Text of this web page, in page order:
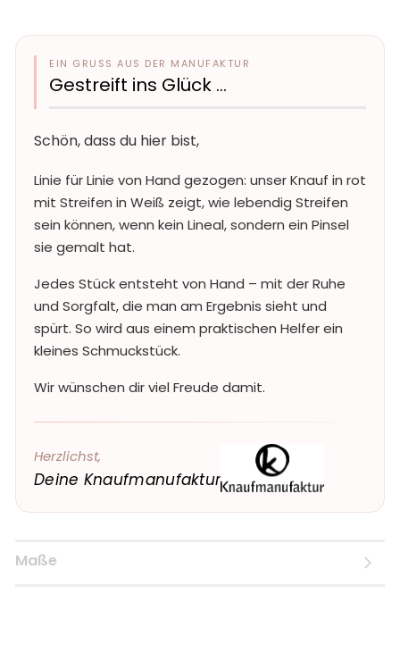
EIN GRUSS AUS DER MANUFAKTUR
Gestreift ins Glück …
Schön, dass du hier bist,
Linie für Linie von Hand gezogen: unser Knauf in rot
mit Streifen in Weiß zeigt, wie lebendig Streifen
sein können, wenn kein Lineal, sondern ein Pinsel
sie gemalt hat.
Jedes Stück entsteht von Hand – mit der Ruhe
und Sorgfalt, die man am Ergebnis sieht und
spürt. So wird aus einem praktischen Helfer ein
kleines Schmuckstück.
Wir wünschen dir viel Freude damit.
Herzlichst,
Deine Knaufmanufaktur
Maße